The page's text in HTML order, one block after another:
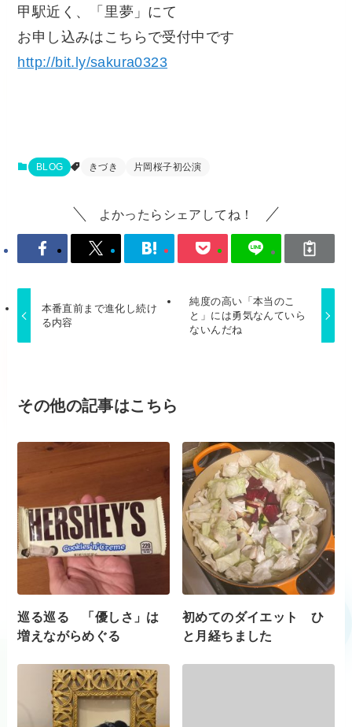
甲駅近く、「里夢」にて
お申し込みはこちらで受付中です
http://bit.ly/sakura0323
BLOG きづき 片岡桜子初公演
よかったらシェアしてね！
本番直前まで進化し続け
る内容
純度の高い「本当のこ
と」には勇気なんていら
ないんだね
その他の記事はこちら
巡る巡る 「優しさ」は
増えながらめぐる
初めてのダイエット ひ
と月経ちました